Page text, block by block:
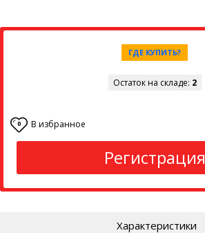
ГДЕ КУПИТЬ?
Остаток на складе: 2
0 В избранное
Регистрация
Характеристики